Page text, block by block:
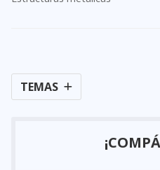
TEMAS
industriales